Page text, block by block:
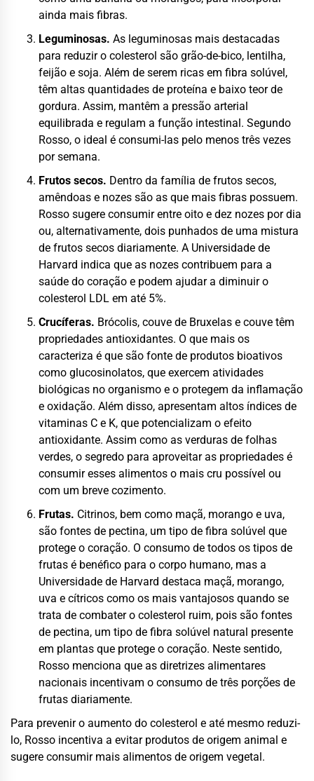
ainda mais fibras.
Leguminosas. As leguminosas mais destacadas
para reduzir o colesterol são grão-de-bico, lentilha,
feijão e soja. Além de serem ricas em fibra solúvel,
têm altas quantidades de proteína e baixo teor de
gordura. Assim, mantêm a pressão arterial
equilibrada e regulam a função intestinal. Segundo
Rosso, o ideal é consumi-las pelo menos três vezes
por semana.
Frutos secos. Dentro da família de frutos secos,
amêndoas e nozes são as que mais fibras possuem.
Rosso sugere consumir entre oito e dez nozes por dia
ou, alternativamente, dois punhados de uma mistura
de frutos secos diariamente. A Universidade de
Harvard indica que as nozes contribuem para a
saúde do coração e podem ajudar a diminuir o
colesterol LDL em até 5%.
Crucíferas. Brócolis, couve de Bruxelas e couve têm
propriedades antioxidantes. O que mais os
caracteriza é que são fonte de produtos bioativos
como glucosinolatos, que exercem atividades
biológicas no organismo e o protegem da inflamação
e oxidação. Além disso, apresentam altos índices de
vitaminas C e K, que potencializam o efeito
antioxidante. Assim como as verduras de folhas
verdes, o segredo para aproveitar as propriedades é
consumir esses alimentos o mais cru possível ou
com um breve cozimento.
Frutas. Citrinos, bem como maçã, morango e uva,
são fontes de pectina, um tipo de fibra solúvel que
protege o coração. O consumo de todos os tipos de
frutas é benéfico para o corpo humano, mas a
Universidade de Harvard destaca maçã, morango,
uva e cítricos como os mais vantajosos quando se
trata de combater o colesterol ruim, pois são fontes
de pectina, um tipo de fibra solúvel natural presente
em plantas que protege o coração. Neste sentido,
Rosso menciona que as diretrizes alimentares
nacionais incentivam o consumo de três porções de
frutas diariamente.
Para prevenir o aumento do colesterol e até mesmo reduzi-
lo, Rosso incentiva a evitar produtos de origem animal e
sugere consumir mais alimentos de origem vegetal.